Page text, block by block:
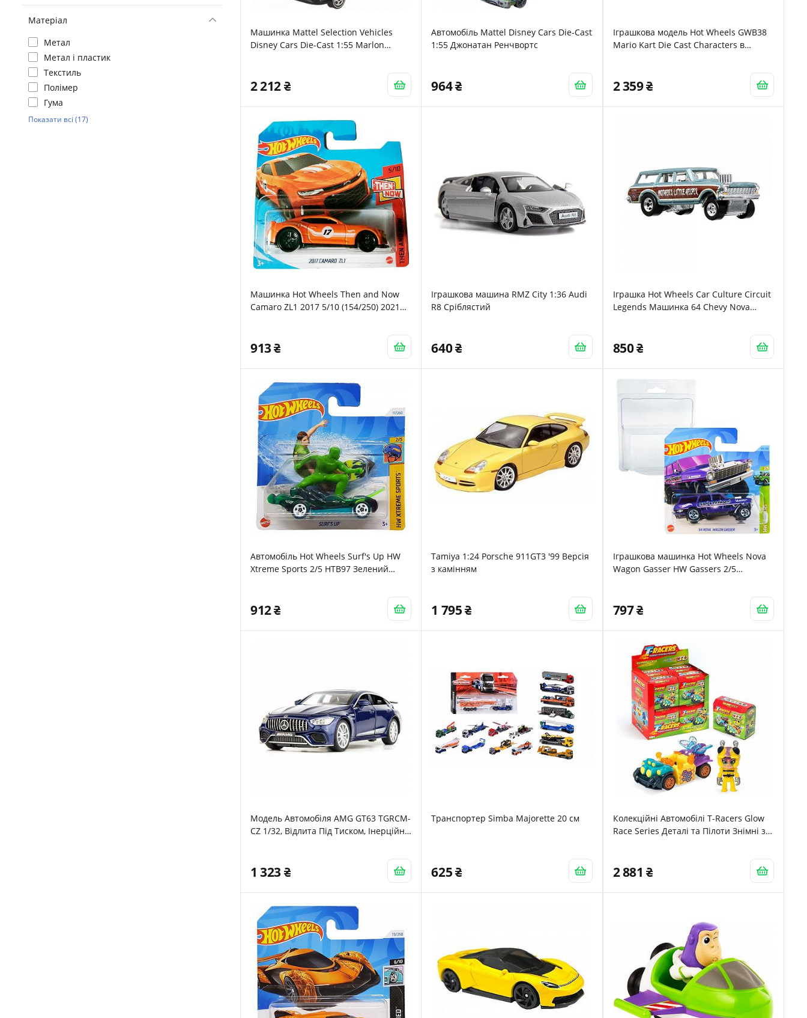
Матеріал
Метал
Метал і пластик
Текстиль
Полімер
Гума
Показати всі (17)
Машинка Mattel Selection Vehicles
Disney Cars Die-Cast 1:55 Marlon
2 212
Автомобіль Mattel Disney Cars Die-Cast
1:55 Джонатан Ренчвортс
964
Іграшкова модель Hot Wheels GWB38
Mario Kart Die Cast Characters в
2 359
Машинка Hot Wheels Then and Now
Camaro ZL1 2017 5/10 (154/250) 2021
913
Іграшкова машина RMZ City 1:36 Audi
R8 Сріблястий
640
Іграшка Hot Wheels Car Culture Circuit
Legends Машинка 64 Chevy Nova
850
Автомобіль Hot Wheels Surf's Up HW
Xtreme Sports 2/5 HTB97 Зелений
912
Tamiya 1:24 Porsche 911GT3 '99 Версія
з камінням
1 795
Іграшкова машинка Hot Wheels Nova
Wagon Gasser HW Gassers 2/5
797
Модель Автомобіля AMG GT63 TGRCM-
CZ 1/32, Відлита Під Тиском, Інерційна,
1 323
Транспортер Simba Majorette 20 см
625
Колекційні Автомобілі T-Racers Glow
Race Series Деталі та Пілоти Знімні з
2 881